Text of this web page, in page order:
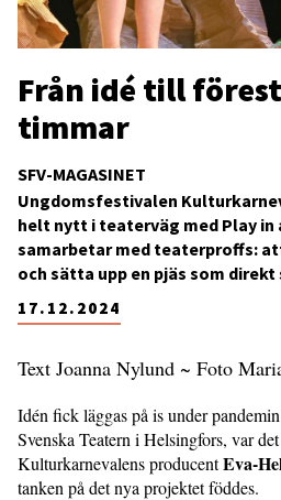
SFV-MAGASINET
Från idé till
timmar
17.12.2024
Ungdomsfestivalen
helt nytt i teaterväg med Play in
samarbetar med teaterproffs:
och sätta upp en pjäs som
Text Joanna Nylund ~ Foto
Idén fick läggas på is under
Svenska Teatern i Helsingfors, var
Kulturkarnevalens producentEva-
tanken på det nya projektet föddes.